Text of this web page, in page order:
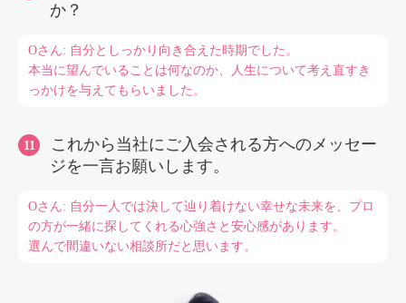
か？
Oさん: 自分としっかり向き合えた時期でした。
本当に望んでいることは何なのか、人生について考え直すき
っかけを与えてもらいました。
これから当社にご入会される方へのメッセー
ジを一言お願いします。
Oさん: 自分一人では決して辿り着けない幸せな未来を、プロ
の方が一緒に探してくれる心強さと安心感があります。
選んで間違いない相談所だと思います。